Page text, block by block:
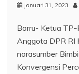
Januari 31, 2023
Barru- Ketua TP-
Anggota DPR RI
narasumber
Konvergensi